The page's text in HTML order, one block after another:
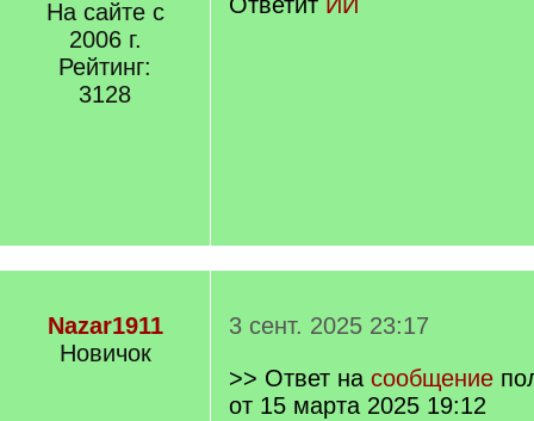
На сайте с
2006 г.
Рейтинг:
3128
]
Nazar1911
Новичок
3 сент. 2025 23:17
>> Ответ на сообщение
от 15 марта 2025 19:12